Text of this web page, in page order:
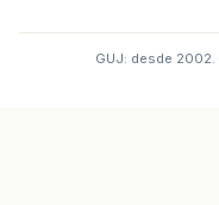
GUJ: desde 2002.